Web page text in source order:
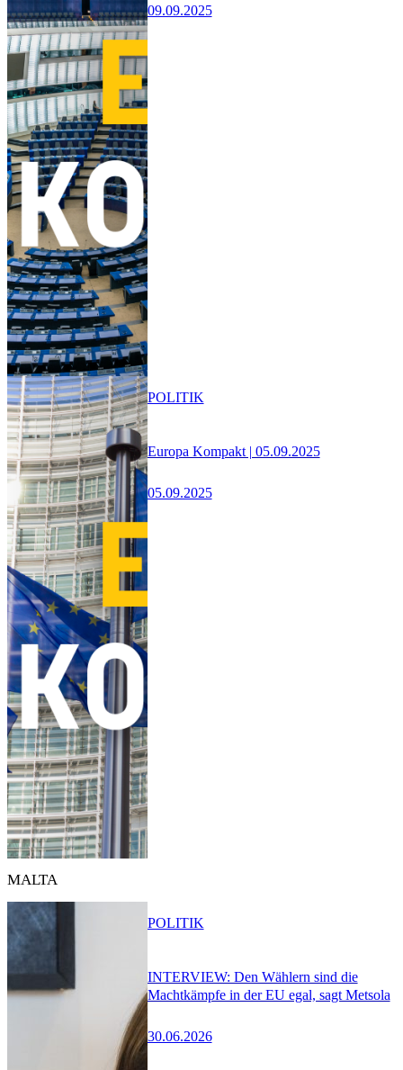
09.09.2025
Europa Kompakt | 05.09.2025
05.09.2025
POLITIK
MALTA
INTERVIEW: Den Wählern sind die
Machtkämpfe in der EU egal, sagt Metsola
30.06.2026
POLITIK